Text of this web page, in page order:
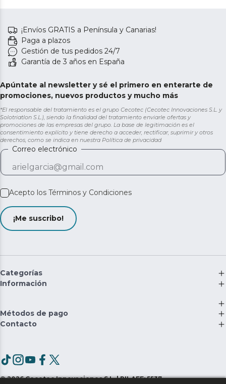
¡Envíos GRATIS a Península y Canarias!
Paga a plazos
Gestión de tus pedidos 24/7
Garantía de 3 años en España
Apúntate al newsletter y sé el primero en enterarte de
promociones, nuevos productos y mucho más
*El responsable del tratamiento es el grupo Cecotec (Cecotec Innovaciones S.L. y
Solotriatlon S.L.), siendo la finalidad del tratamiento enviarle ofertas y
promociones de las empresas del grupo. La base de legitimación es el
consentimiento explícito y tiene derecho a acceder, rectificar, suprimir y otros
derechos, como se indica en nuestra Política de privacidad
Correo electrónico
Acepto los Términos y Condiciones
¡Me suscribo!
Categorías
Información
Métodos de pago
Contacto
©2026 Cecotec Innovaciones S.L. | RII-AEE: 5537